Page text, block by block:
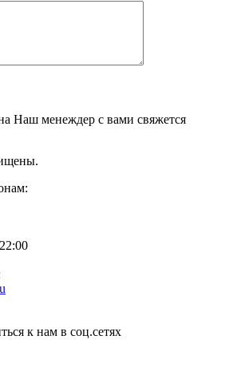
Наш менеждер с вами свяжется
к нам в соц.сетях